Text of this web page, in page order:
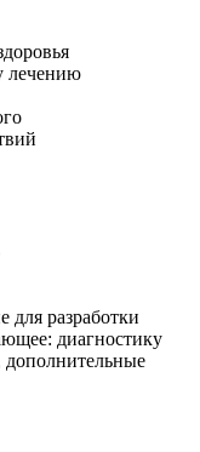
лечению
для разработки
диагностику
дополнительные